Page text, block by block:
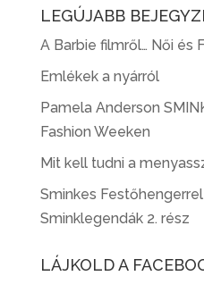
LEGÚJABB
A Barbie filmről… Női és
Emlékek a nyárról
Pamela Anderson
Fashion Weeken
Mit kell tudni a
Sminkes
Sminklegendák 2. rész
LÁJKOLD A